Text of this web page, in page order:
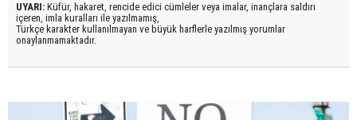
UYARI: Küfür, hakaret, rencide edici cümleler veya imalar, inançlara saldırı
içeren, imla kuralları ile yazılmamış,
Türkçe karakter kullanılmayan ve büyük harflerle yazılmış yorumlar
onaylanmamaktadır.